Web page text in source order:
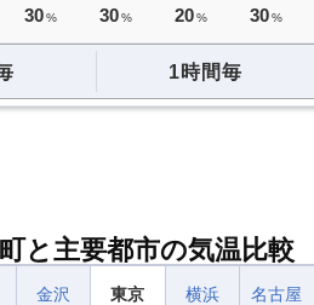
30 % 30 % 20 % 30%
1時間毎
と主要都市の気温比較
金沢 東京 横浜 名古屋